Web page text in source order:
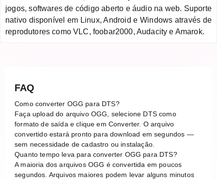
jogos, softwares de código aberto e áudio na web. Suporte
nativo disponível em Linux, Android e Windows através de
reprodutores como VLC, foobar2000, Audacity e Amarok.
FAQ
Como converter OGG para DTS?
Faça upload do arquivo OGG, selecione DTS como
formato de saída e clique em Converter. O arquivo
convertido estará pronto para download em segundos —
sem necessidade de cadastro ou instalação.
Quanto tempo leva para converter OGG para DTS?
A maioria dos arquivos OGG é convertida em poucos
segundos. Arquivos maiores podem levar alguns minutos